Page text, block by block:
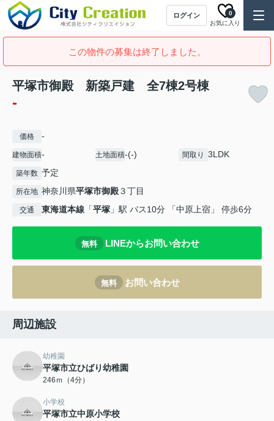
ログイン
お気に入り
0
この物件の募集は終了しました。
平塚市御殿 新築戸建 全7棟2号棟
-
価格 -
建物面積- 土地面積-(-) 間取り 3LDK
築年数 予定
所在地 神奈川県平塚市御殿３丁目
交通 東海道本線 「平塚 」駅 バス10分 「中原上宿」 停歩6分
無料 LINEからお問い合わせ
無料 お問い合わせ
周辺施設
幼稚園
平塚市立ひばり幼稚園
246ｍ（4分）
小学校
平塚市立中原小学校